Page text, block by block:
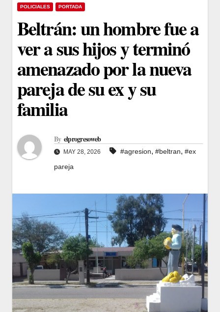
POLICIALES PORTADA
Beltrán: un hombre fue a
ver a sus hijos y terminó
amenazado por la nueva
pareja de su ex y su
familia
By elprogresoweb
MAY 28, 2026 #agresion, #beltran, #ex
pareja